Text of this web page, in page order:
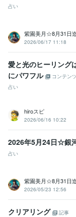
オラクルカード・タ
エネルギーワーク【
得意分野
悩み相談・カウンセリ
占い タロット・オ
ド
オラクルカード 恋愛
占い
紫園美月☆8月31日
2026/06/17 11:18
愛と光のヒーリング
にパワフル
コンテンツ
占い
hiroスピ
2026/06/16 10:22
2026年5月24日☆銀
占い
紫園美月☆8月31日
2026/05/23 12:56
クリアリング
記事